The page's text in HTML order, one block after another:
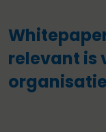
relevant is